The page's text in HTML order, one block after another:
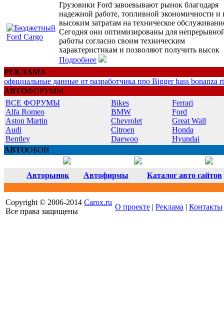
Грузовики Ford завоевывают рынок благодаря
надежной работе, топливной экономичности и
высоким затратам на техническое
Сегодня они оптимизированы для
работы согласно своим техническим
характеристикам и позволяют получить высок
Подробнее
РЕКЛАМА
официальные данные от разработчика про Bigger bass bonanza
АВТОФОРУМЫ
ВСЕ ФОРУМЫ
Alfa Romeo
Aston Martin
Audi
Bentley
Bikes
BMW
Chevrolet
Citroen
Daewoo
Ferrari
Ford
Great Wall
Honda
Hyundai
АВТООБОИ
Авторынок Автофирмы Каталог авто сайтов
Copyright © 2006-2014 Carox.ru
Все права защищены
О проекте | Реклама | Контакты